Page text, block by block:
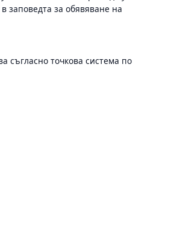
заповедта за обявяване на
съгласно точкова система по